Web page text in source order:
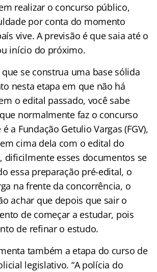
realizar o concurso público,
por conta do momento
vive. A previsão é que saia até o
início do próximo.
se construa uma base sólida
nesta etapa em que não há
o edital passado, você sabe
normalmente faz o concurso
a Fundação Getulio Vargas (FGV),
cima dela com o edital do
dificilmente esses documentos se
essa preparação pré-edital, o
na frente da concorrência, o
achar que depois que sair o
de começar a estudar, pois
de refinar o estudo.
também a etapa do curso de
legislativo. “A polícia do